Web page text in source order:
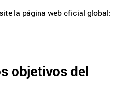
la página web oficial global:
objetivos del